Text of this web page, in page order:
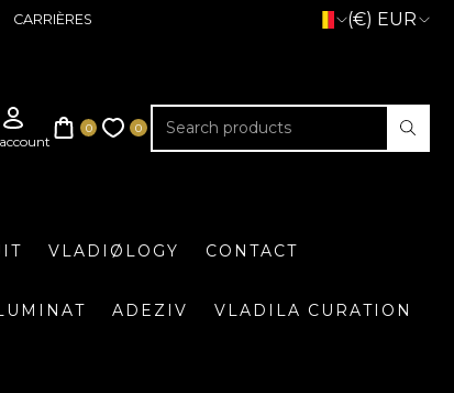
CARRIÈRES (€) EUR
VLADIØLOGY CONTACT
ADEZIV VLADILA CURATION